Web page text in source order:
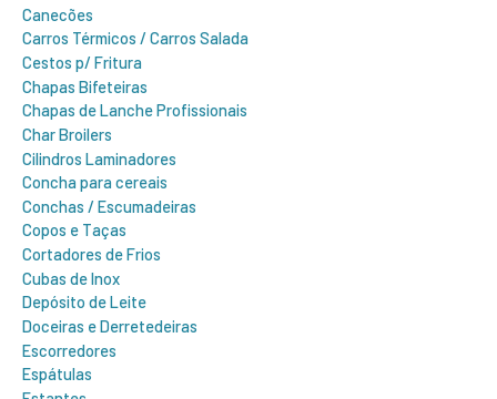
Canecões
Carros Térmicos / Carros Salada
Cestos p/ Fritura
Chapas Bifeteiras
Chapas de Lanche Profissionais
Char Broilers
Cilindros Laminadores
Concha para cereais
Conchas / Escumadeiras
Copos e Taças
Cortadores de Frios
Cubas de Inox
Depósito de Leite
Doceiras e Derretedeiras
Escorredores
Espátulas